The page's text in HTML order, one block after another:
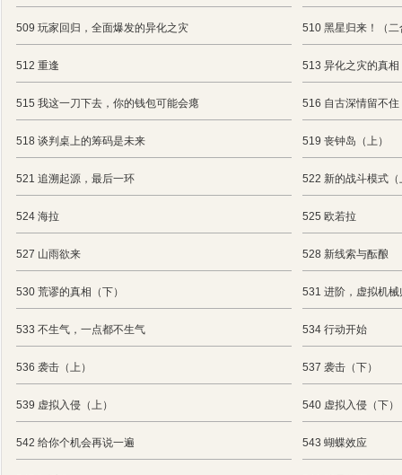
509 玩家回归，全面爆发的异化之灾 510 黑星归来！（二
512 重逢 513 异化之灾的真相
515 我这一刀下去，你的钱包可能会瘪 516 自古深情留不
518 谈判桌上的筹码是未来 519 丧钟岛（上）
521 追溯起源，最后一环 522 新的战斗模式（
524 海拉 525 欧若拉
527 山雨欲来 528 新线索与酝酿
530 荒谬的真相（下） 531 进阶，虚拟机械
533 不生气，一点都不生气 534 行动开始
536 袭击（上） 537 袭击（下）
539 虚拟入侵（上） 540 虚拟入侵（下）
542 给你个机会再说一遍 543 蝴蝶效应